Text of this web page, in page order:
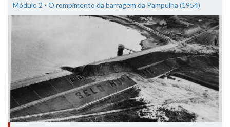
Módulo 2 - O rompimento da barragem da Pampulha (1954)